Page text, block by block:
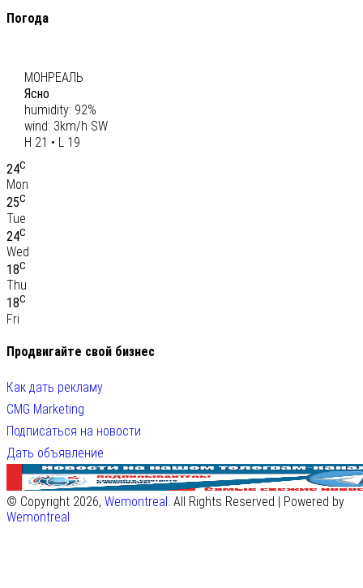
Погода
МОНРЕАЛЬ
Ясно
humidity: 92%
wind: 3km/h SW
H 21 • L 19
24C
Mon
25C
Tue
24C
Wed
18C
Thu
18C
Fri
Продвигайте свой бизнес
Как дать рекламу
CMG Marketing
Подписаться на новости
Дать объявление
© Copyright 2026, Wemontreal. All Rights Reserved | Powered by
Wemontreal